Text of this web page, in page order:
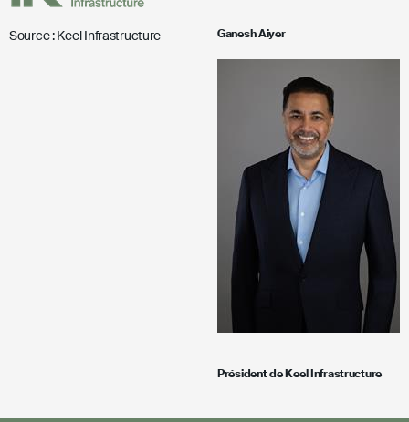
Ganesh Aiyer
Président de Keel Infrastructure
Source : Keel Infrastructure